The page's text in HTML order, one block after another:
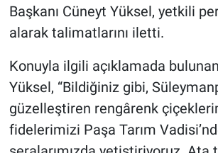
Başkanı Cüneyt Yüksel, yetkili
alarak talimatlarını iletti.
Konuyla ilgili açıklamada
Yüksel, “Bildiğiniz gibi,
güzelleştiren rengârenk
fidelerimizi Paşa Tarım